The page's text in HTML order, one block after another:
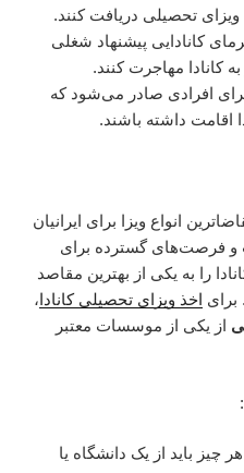
ویزای تحصیلی دریافت کنند.
کانادایی پیشنهاد شغلی
کانادا مهاجرت کنند.
برای افرادی صادر می‌شود که
اقامت داشته باشند.
انواع ویزا برای ایرانیان
فرصت‌های گسترده برای
را به یکی از بهترین مقاصد
اخذ ویزای تحصیلی کانادا،
از یکی از موسسات معتبر
:
چیز باید از یک دانشگاه یا